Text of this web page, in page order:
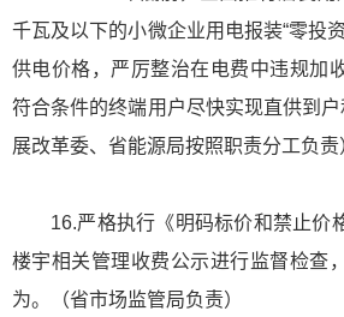
千瓦及以下的小微企业用电报装“零投
供电价格，严厉整治在电费中违规加
符合条件的终端用户尽快实现直供到户
展改革委、省能源局按照职责分工负责
16.严格执行《明码标价和禁止价
楼宇相关管理收费公示进行监督检查
为。（省市场监管局负责）